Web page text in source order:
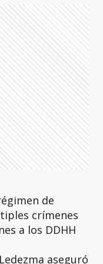
de
crímenes
a los DDHH
aseguró